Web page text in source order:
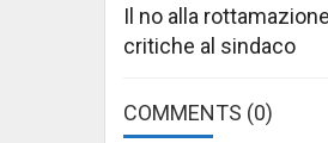
Il no alla
critiche al sindaco
COMMENTS (0)